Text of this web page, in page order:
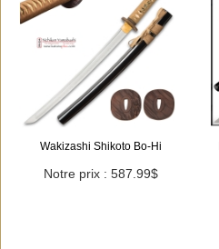
Wakizashi Shikoto Bo-Hi
Notre prix : 587.99$